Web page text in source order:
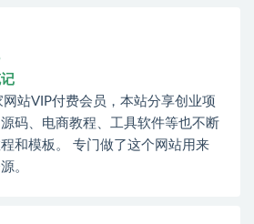
站VIP付费会员，本站分享创业项
码、电商教程、工具软件等也不断
和模板。 专门做了这个网站用来
。